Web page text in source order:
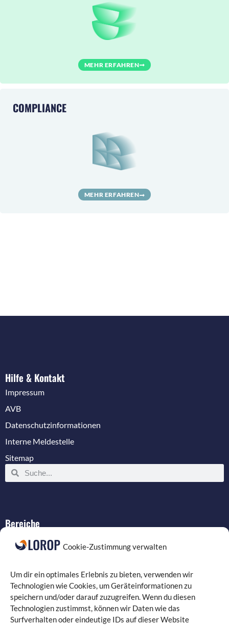
Cookie-Zustimmung verwalten
Um dir ein optimales Erlebnis zu bieten, verwenden wir
Technologien wie Cookies, um Geräteinformationen zu
speichern und/oder darauf zuzugreifen. Wenn du diesen
Technologien zustimmst, können wir Daten wie das
Surfverhalten oder eindeutige IDs auf dieser Website
MEHR ERFAHREN
COMPLIANCE
MEHR ERFAHREN
Bereiche
Verkabelung
Compliance
Programmierung
Hilfe & Kontakt
Impressum
AVB
Datenschutzinformationen
Interne Meldestelle
Sitemap